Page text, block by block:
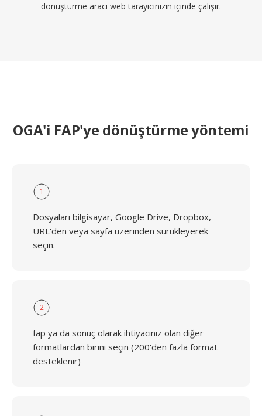
dönüştürme aracı web tarayıcınızın içinde çalışır.
OGA'i FAP'ye dönüştürme yöntemi
1
Dosyaları bilgisayar, Google Drive, Dropbox,
URL'den veya sayfa üzerinden sürükleyerek
seçin.
2
fap ya da sonuç olarak ihtiyacınız olan diğer
formatlardan birini seçin (200'den fazla format
desteklenir)